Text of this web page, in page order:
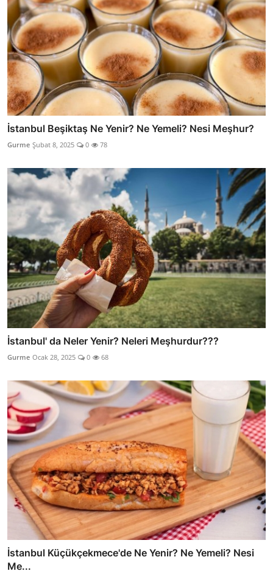
İstanbul Beşiktaş Ne Yenir? Ne Yemeli? Nesi Meşhur?
Gurme Şubat 8, 2025 0 78
İstanbul' da Neler Yenir? Neleri Meşhurdur???
Gurme Ocak 28, 2025 0 68
İstanbul Küçükçekmece'de Ne Yenir? Ne Yemeli? Nesi
Me...